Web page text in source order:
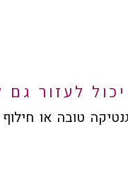
טובה או חילוף